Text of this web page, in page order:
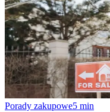
Porady zakupowe5 min